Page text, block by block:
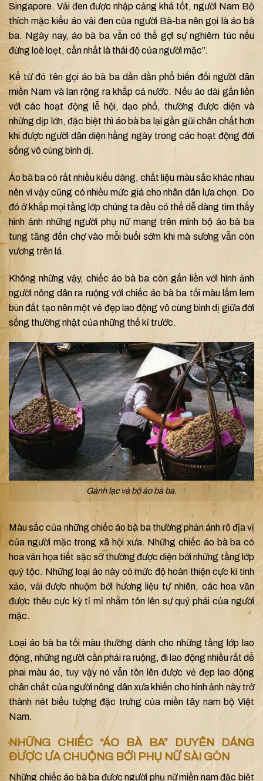
Singapore. Vải đen được nhập cảng khá tốt, người Nam Bộ
thích mặc kiểu áo vải đen của người Bà-ba nên gọi là áo bà
ba. Ngày nay, áo bà ba vẫn có thể gợi sự nghiêm túc nếu
đừng loè loẹt, cần nhất là thái độ của người mặc”.
Kể từ đó tên gọi áo bà ba dần dần phổ biến đối người dân
miền Nam và lan rộng ra khắp cả nước. Nếu áo dài gắn liền
với các hoạt động lễ hội, dạo phố, thường được diện và
những dịp lớn, đặc biệt thì áo bà ba lại gần gũi chân chất hơn
khi được người dân diện hằng ngày trong các hoạt động đời
sống vô cùng bình dị.
Áo bà ba có rất nhiều kiểu dáng, chất liệu màu sắc khác nhau
nên vì vậy cũng có nhiều mức giá cho nhân dân lựa chọn. Do
đó ở khắp mọi tầng lớp chúng ta đều có thể dễ dàng tìm thấy
hình ảnh những người phụ nữ mang trên mình bộ áo bà ba
tung tăng đến chợ vào mỗi buổi sớm khi mà sương vẫn còn
vương trên lá.
Không những vậy, chiếc áo bà ba còn gắn liền với hình ảnh
người nông dân ra ruộng với chiếc áo bà ba tối màu lấm lem
bùn đất tạo nên một vẻ đẹp lao động vô cùng bình dị giữa đời
sống thường nhật của những thế kỉ trước.
Gánh lạc và bộ áo bà ba.
Màu sắc của những chiếc áo bà ba thường phản ánh rõ địa vị
của người mặc trong xã hội xưa. Những chiếc áo bà ba có
hoa văn họa tiết sặc sỡ thường được diện bởi những tầng lớp
quý tộc. Những loại áo này có mức độ hoàn thiện cực kì tinh
xảo, vải được nhuộm bởi hương liệu tự nhiên, các hoa văn
được thêu cực kỳ tỉ mỉ nhằm tôn lên sự quý phái của người
mặc.
Loại áo bà ba tối màu thường dành cho những tầng lớp lao
động, những người cần phải ra ruộng, đi lao động nhiều rất dễ
phai màu áo, tuy vậy nó vẫn tôn lên được vẻ đẹp lao động
chân chất của người nông dân xưa khiến cho hình ảnh này trở
thành nét biểu tượng đặc trưng của miền tây nam bộ Việt
Nam.
NHỮNG CHIẾC “ÁO BÀ BA” DUYÊN DÁNG
ĐƯỢC ƯA CHUỘNG BỞI PHỤ NỮ SÀI GÒN
Những chiếc áo bà ba được người phụ nữ miền nam đặc biệt